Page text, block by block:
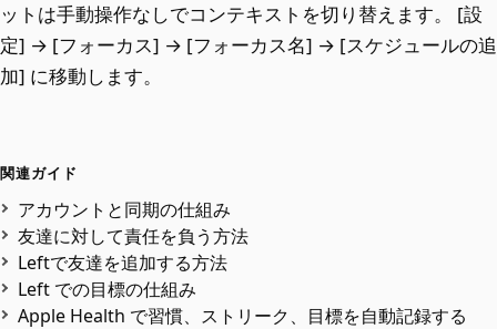
ットは手動操作なしでコンテキストを切り替えます。 [設
定] → [フォーカス] → [フォーカス名] → [スケジュールの追
加] に移動します。
関連ガイド
アカウントと同期の仕組み
友達に対して責任を負う方法
Leftで友達を追加する方法
Left での目標の仕組み
Apple Health で習慣、ストリーク、目標を自動記録する